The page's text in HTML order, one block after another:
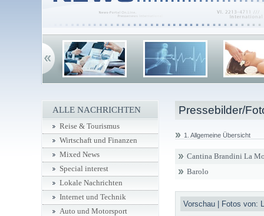
Pressebilder/
1. Allgemeine Übersicht
Cantina Brandini La
Barolo
Vorschau | Fotos von:
ALLE NACHRICHTEN
Reise & Tourismus
Wirtschaft und Finanzen
Mixed News
Special interest
Lokale Nachrichten
Internet und Technik
Auto und Motorsport